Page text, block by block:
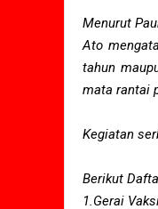
Menurut
Ato
tahun
mata rantai
Kegiatan
Berikut
1.Gerai